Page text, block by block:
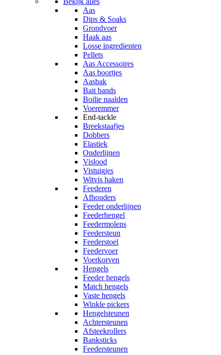
Aas
Dips & Soaks
Grondvoer
Haak aas
Losse ingredienten
Pellets
Aas Accessoires
Aas boortjes
Aasbak
Bait bands
Boilie naalden
Voeremmer
End-tackle
Breekstaafjes
Dobbers
Elastiek
Onderlijnen
Vislood
Vistuigjes
Witvis haken
Feederen
Afhouders
Feeder onderlijnen
Feederhengel
Feedermolens
Feedersteun
Feederstoel
Feedervoer
Voerkorven
Hengels
Feeder hengels
Match hengels
Vaste hengels
Winkle pickers
Hengelsteunen
Achtersteunen
Afsteekrollers
Banksticks
Feedersteunen